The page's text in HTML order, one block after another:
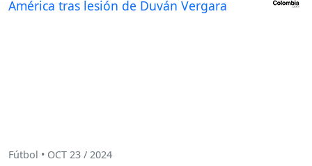
Fútbol • OCT 23 / 2024